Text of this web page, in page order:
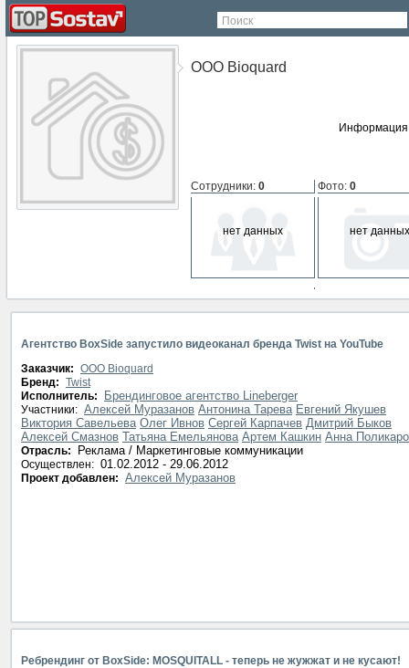
Поиск
ООО Bioquard
Информация
Сотрудники: 0
нет данных
Фото: 0
нет данных
нет данных
Агентство BoxSide запустило видеоканал бренда Twist на YouTube
Заказчик: ООО Bioquard
Бренд: Twist
Исполнитель:
Брендинговое агентство Lineberger
Участники: Алексей Муразанов Антонина Тарева Евгений Якушев
Виктория Савельева Олег Ивнов Сергей Карпачев Дмитрий Быков
Алексей Смазнов Татьяна Емельянова Артем Кашкин Анна
Отрасль: Реклама / Маркетинговые коммуникации
Осуществлен: 01.02.2012 - 29.06.2012
Проект добавлен: Алексей Муразанов
Ребрендинг от BoxSide: MOSQUITALL - теперь не жужжат и не кусают!